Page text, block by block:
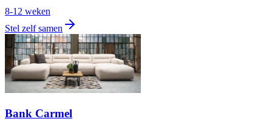
8-12 weken
Stel zelf samen
Bank Carmel